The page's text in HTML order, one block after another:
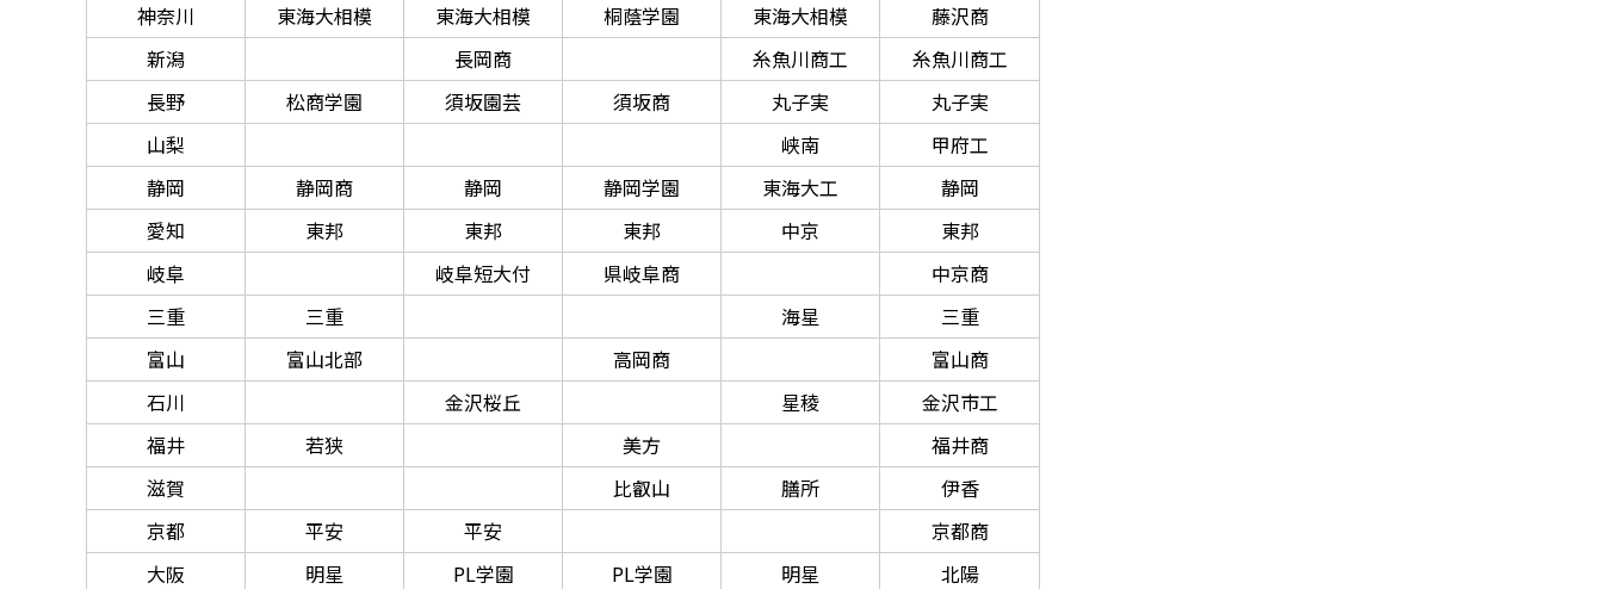
神奈川
東海大相模 東海大相模 桐蔭学園 東海大相模
藤沢商
新潟
長岡商 糸魚川商工
糸魚川商工
長野
松商学園 須坂園芸 須坂商 丸子実
丸子実
山梨
峡南
甲府工
静岡
静岡商 静岡 静岡学園 東海大工
静岡
愛知
東邦 東邦 東邦 中京
東邦
岐阜
岐阜短大付 県岐阜商
中京商
三重
三重 海星
三重
富山
富山北部 高岡商
富山商
石川
金沢桜丘 星稜
金沢市工
福井
若狭 美方
福井商
滋賀
比叡山 膳所
伊香
京都
平安 平安
京都商
大阪
明星 PL学園 PL学園 明星
北陽